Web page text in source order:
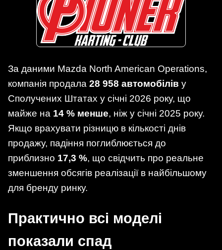
За даними Mazda North American Operations,
компанія продала 28 958 автомобілів у
Сполучених Штатах у січні 2026 року, що
майже на 14 % менше, ніж у січні 2025 року.
Якщо врахувати різницю в кількості днів
продажу, падіння поглиблюється до
приблизно 17,3 %, що свідчить про реальне
зменшення обсягів реалізації в найбільшому
для бренду ринку.
Практично всі моделі
показали спад